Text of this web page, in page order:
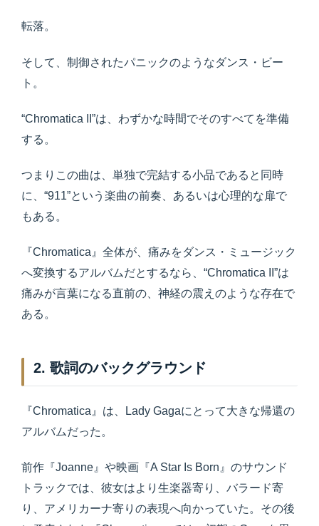
転落。
そして、制御されたパニックのようなダンス・ビー
ト。
“Chromatica II”は、わずかな時間でそのすべてを準備
する。
つまりこの曲は、単独で完結する小品であると同時
に、“911”という楽曲の前奏、あるいは心理的な扉で
もある。
『Chromatica』全体が、痛みをダンス・ミュージック
へ変換するアルバムだとするなら、“Chromatica II”は
痛みが言葉になる直前の、神経の震えのような存在で
ある。
2. 歌詞のバックグラウンド
『Chromatica』は、Lady Gagaにとって大きな帰還の
アルバムだった。
前作『Joanne』や映画『A Star Is Born』のサウンド
トラックでは、彼女はより生楽器寄り、バラード寄
り、アメリカーナ寄りの表現へ向かっていた。その後